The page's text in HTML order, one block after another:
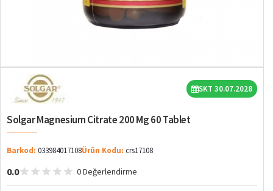
SKT 30.07.2028
Solgar Magnesium Citrate 200 Mg 60 Tablet
Barkod: 033984017108Ürün Kodu: crs17108
0.0 0 Değerlendirme